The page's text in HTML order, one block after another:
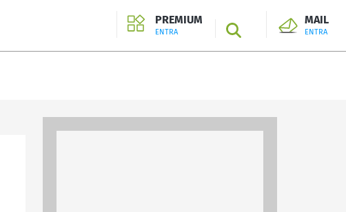
PREMIUM
ENTRA SEARCH
MAIL
ENTRA